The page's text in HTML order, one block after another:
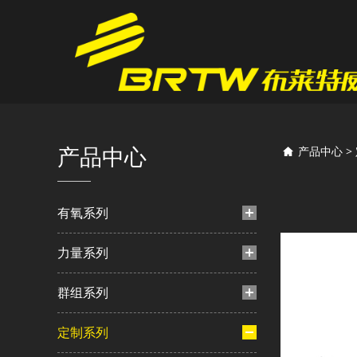
产品中心
有氧系列
力量系列
群组系列
定制系列
产品中心 >